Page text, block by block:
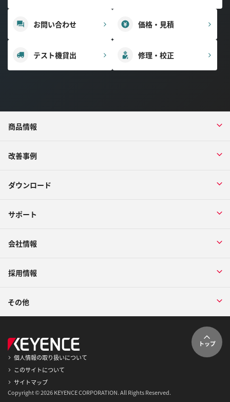
お問い合わせ 価格・見積
テスト機貸出 修理・校正
商品情報
改善事例
ダウンロード
サポート
会社情報
採用情報
その他
トップ
個人情報の取り扱いについて
このサイトについて
サイトマップ
Copyright © 2026 KEYENCE CORPORATION. All Rights Reserved.